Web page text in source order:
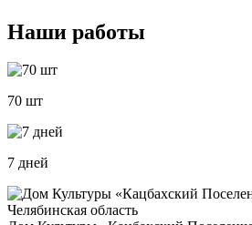
Наши работы
70 шт
7 дней
Челябинская область